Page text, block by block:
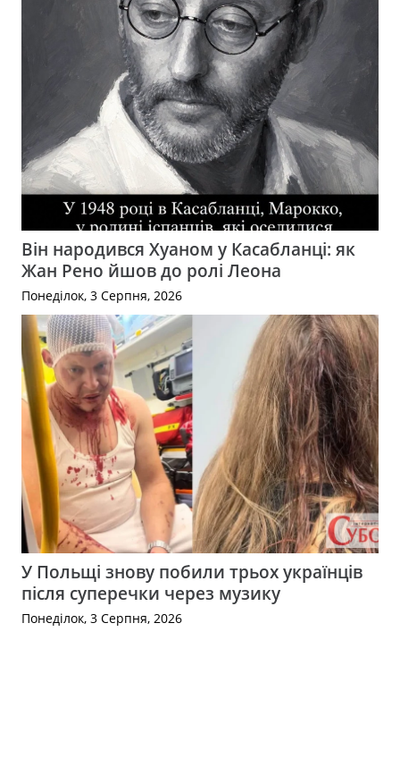
Він народився Хуаном у Касабланці: як
Жан Рено йшов до ролі Леона
Понеділок, 3 Серпня, 2026
У Польщі знову побили трьох українців
після суперечки через музику
Понеділок, 3 Серпня, 2026